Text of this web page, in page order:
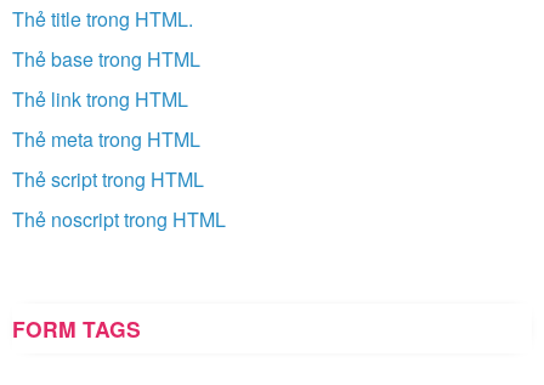
Thẻ title trong HTML.
Thẻ base trong HTML
Thẻ link trong HTML
Thẻ meta trong HTML
Thẻ script trong HTML
Thẻ noscript trong HTML
FORM TAGS